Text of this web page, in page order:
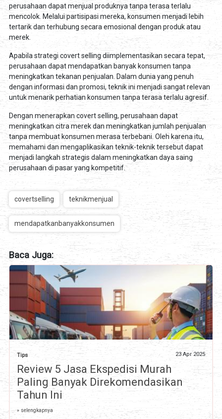
perusahaan dapat menjual produknya tanpa terasa terlalu
mencolok. Melalui partisipasi mereka, konsumen menjadi lebih
tertarik dan terhubung secara emosional dengan produk atau
merek.
Apabila strategi covert selling diimplementasikan secara tepat,
perusahaan dapat mendapatkan banyak konsumen tanpa
meningkatkan tekanan penjualan. Dalam dunia yang penuh
dengan informasi dan promosi, teknik ini menjadi sangat relevan
untuk menarik perhatian konsumen tanpa terasa terlalu agresif.
Dengan menerapkan covert selling, perusahaan dapat
meningkatkan citra merek dan meningkatkan jumlah penjualan
tanpa membuat konsumen merasa terbebani. Oleh karena itu,
memahami dan mengaplikasikan teknik-teknik tersebut dapat
menjadi langkah strategis dalam meningkatkan daya saing
perusahaan di pasar yang kompetitif.
covertselling teknikmenjual
mendapatkanbanyakkonsumen
Baca Juga:
Tips 23 Apr 2025
Review 5 Jasa Ekspedisi Murah
Paling Banyak Direkomendasikan
Tahun Ini
» selengkapnya